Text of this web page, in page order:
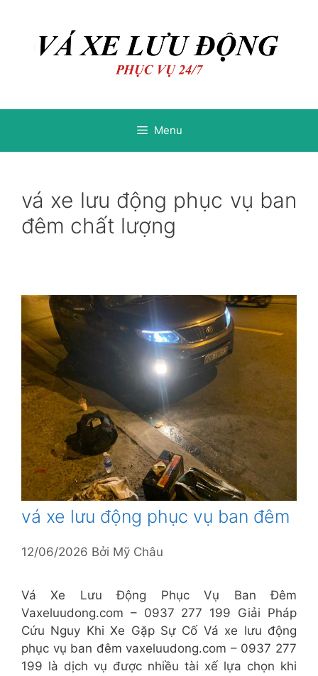
Menu
vá xe lưu động phục vụ ban
đêm chất lượng
vá xe lưu động phục vụ ban đêm
12/06/2026 Bởi Mỹ Châu
Vá Xe Lưu Động Phục Vụ Ban Đêm
Vaxeluudong.com – 0937 277 199 Giải Pháp
Cứu Nguy Khi Xe Gặp Sự Cố Vá xe lưu động
phục vụ ban đêm vaxeluudong.com – 0937 277
199 là dịch vụ được nhiều tài xế lựa chọn khi